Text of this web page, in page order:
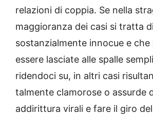
relazioni di coppia. Se nella
maggioranza dei casi si tratta
sostanzialmente innocue e che
essere lasciate alle spalle
ridendoci su, in altri casi
talmente clamorose o assurde
addirittura virali e fare il giro